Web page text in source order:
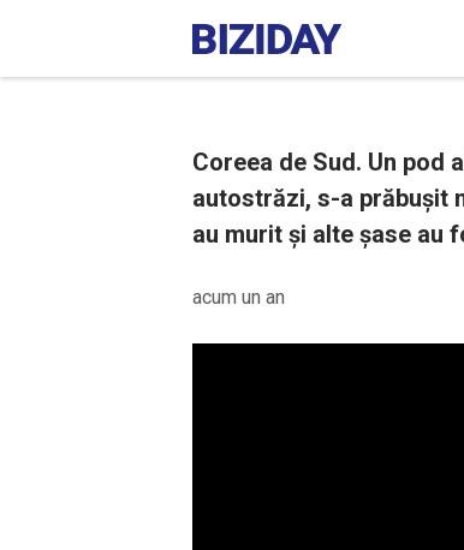
Coreea de Sud. Un pod
autostrăzi, s-a prăbușit
au murit și alte șase au
acum un an